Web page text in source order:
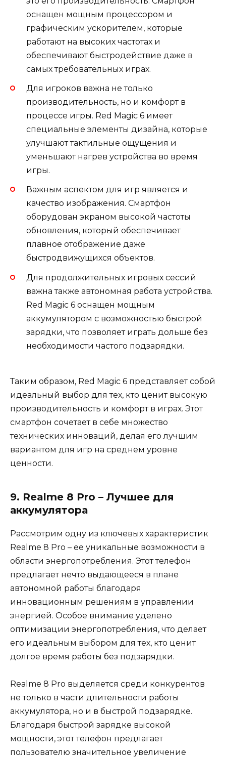
оснащен мощным процессором и
графическим ускорителем, которые
работают на высоких частотах и
обеспечивают быстродействие даже в
самых требовательных играх.
Для игроков важна не только
производительность, но и комфорт в
процессе игры. Red Magic 6 имеет
специальные элементы дизайна, которые
улучшают тактильные ощущения и
уменьшают нагрев устройства во время
игры.
Важным аспектом для игр является и
качество изображения. Смартфон
оборудован экраном высокой частоты
обновления, который обеспечивает
плавное отображение даже
быстродвижущихся объектов.
Для продолжительных игровых сессий
важна также автономная работа устройства.
Red Magic 6 оснащен мощным
аккумулятором с возможностью быстрой
зарядки, что позволяет играть дольше без
необходимости частого подзарядки.
Таким образом, Red Magic 6 представляет собой
идеальный выбор для тех, кто ценит высокую
производительность и комфорт в играх. Этот
смартфон сочетает в себе множество
технических инноваций, делая его лучшим
вариантом для игр на среднем уровне
ценности.
9. Realme 8 Pro – Лучшее для
аккумулятора
Рассмотрим одну из ключевых характеристик
Realme 8 Pro – ее уникальные возможности в
области энергопотребления. Этот телефон
предлагает нечто выдающееся в плане
автономной работы благодаря
инновационным решениям в управлении
энергией. Особое внимание уделено
оптимизации энергопотребления, что делает
его идеальным выбором для тех, кто ценит
долгое время работы без подзарядки.
Realme 8 Pro выделяется среди конкурентов
не только в части длительности работы
аккумулятора, но и в быстрой подзарядке.
Благодаря быстрой зарядке высокой
мощности, этот телефон предлагает
пользователю значительное увеличение